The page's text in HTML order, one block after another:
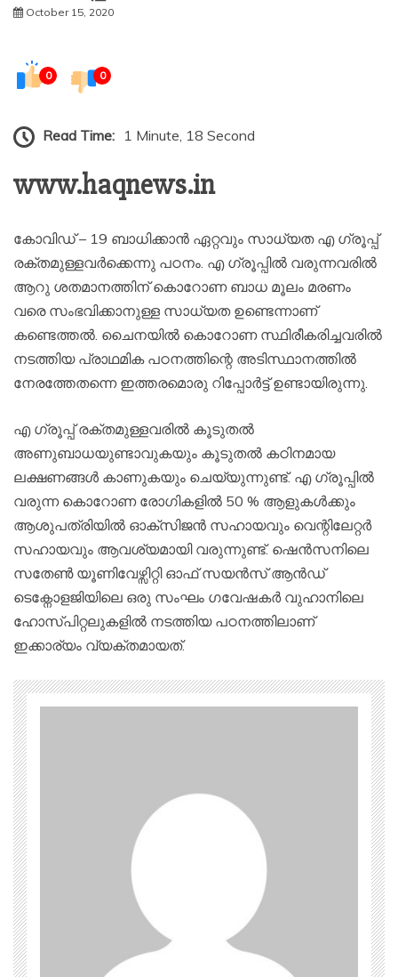
October 15, 2020
0 0
Read Time: 1 Minute, 18 Second
www.haqnews.in
കോവിഡ് – 19 ബാധിക്കാന്‍ ഏറ്റവും സാധ്യത എ ഗ്രൂപ്പ്
രക്തമുള്ളവര്‍ക്കെന്നു പഠനം. എ ഗ്രൂപ്പില്‍ വരുന്നവരില്‍
ആറു ശതമാനത്തിന് കൊറോണ ബാധ മൂലം മരണം
വരെ സംഭവിക്കാനുള്ള സാധ്യത ഉണ്ടെന്നാണ്
കണ്ടെത്തല്‍. ചൈനയില്‍ കൊറോണ സ്ഥിരീകരിച്ചവരില്‍
നടത്തിയ പ്രാഥമിക പഠനത്തിന്റെ അടിസ്ഥാനത്തില്‍
നേരത്തേതന്നെ ഇത്തരമൊരു റിപ്പോര്‍ട്ട്‌ ഉണ്ടായിരുന്നു. ‌
എ ഗ്രൂപ്പ് രക്തമുള്ളവരില്‍ കൂടുതല്‍
അണുബാധയുണ്ടാവുകയും കൂടുതല്‍ കഠിനമായ
ലക്ഷണങ്ങള്‍ കാണുകയും ചെയ്യുന്നുണ്ട്. എ ഗ്രൂപ്പില്‍
വരുന്ന കൊറോണ രോഗികളില്‍ 50 % ആളുകള്‍ക്കും
ആശുപത്രിയില്‍ ഓക്സിജന്‍ സഹായവും വെന്റിലേറ്റര്‍
സഹായവും ആവശ്യമായി വരുന്നുണ്ട്. ഷെന്‍സനിലെ
സതേണ്‍ യൂണിവേഴ്സിറ്റി ഓഫ് സയന്‍സ് ആന്‍ഡ്
ടെക്നോളജിയിലെ ഒരു സംഘം ഗവേഷകര്‍ വുഹാനിലെ
ഹോസ്പിറ്റലുകളില്‍ നടത്തിയ പഠനത്തിലാണ്
ഇക്കാര്യം വ്യക്തമായത്.